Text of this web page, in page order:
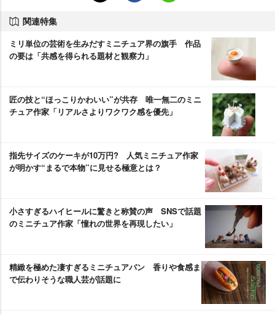
関連特集
ミリ単位の芸術を生みだすミニチュア界の旗手 作品
の要は「共感を得られる題材と観察力」
匠の技と“ほっこりかわいい”が共存 唯一無二のミニ
チュア作家「リアルさよりワクワク感を優先」
指先サイズのケーキが10万円? 人気ミニチュア作家
が明かす“まるで本物”に見せる極意とは？
小さすぎるハイヒールに驚きと称賛の声 SNSで話題
のミニチュア作家「憧れの世界を再現したい」
精緻を極めた凄すぎるミニチュアパン 香りや食感ま
で伝わりそうな職人芸が話題に